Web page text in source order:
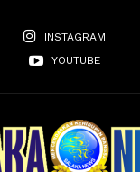
INSTAGRAM
YOUTUBE